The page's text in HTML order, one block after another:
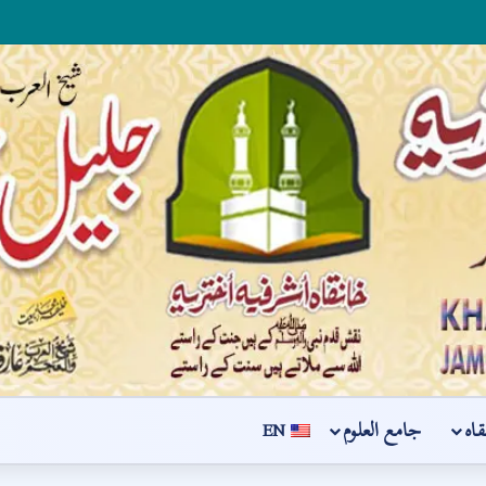
جامع العلوم EN